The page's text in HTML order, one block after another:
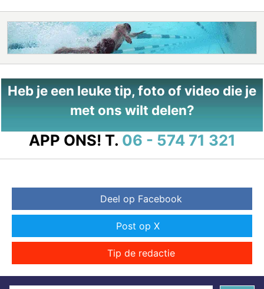
Heb je een leuke tip, foto of video die je
met ons wilt delen?
APP ONS! T. 06 - 574 71 321
Deel op Facebook
Post op X
Tip de redactie